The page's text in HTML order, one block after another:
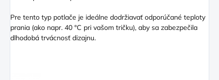
Pre tento typ potlače je ideálne dodržiavať odporúčané teploty
prania (ako napr. 40 °C pri vašom tričku), aby sa zabezpečila
dlhodobá trvácnosť dizajnu.